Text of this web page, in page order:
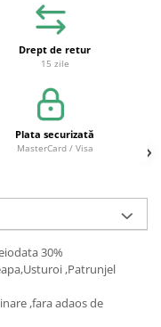
Drept de retur
15 zile
Plata securizată
MasterCard / Visa
30%
,Patrunjel
,fara adaos de